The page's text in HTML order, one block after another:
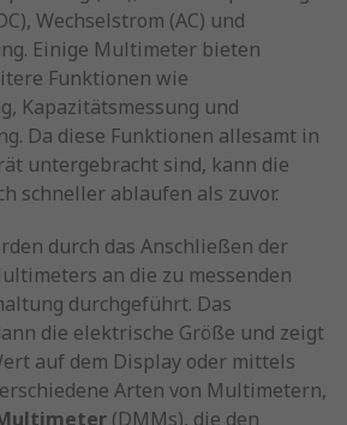
Wechselstrom (AC) und
Einige Multimeter bieten
Funktionen wie
Kapazitätsmessung und
Da diese Funktionen allesamt in
untergebracht sind, kann die
schneller ablaufen als zuvor.
durch das Anschließen der
an die zu messenden
durchgeführt. Das
die elektrische Größe und zeigt
auf dem Display oder mittels
Arten von Multimetern,
(DMMs), die den